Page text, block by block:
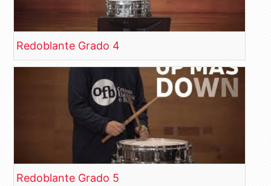
Redoblante Grado 4
Redoblante Grado 5